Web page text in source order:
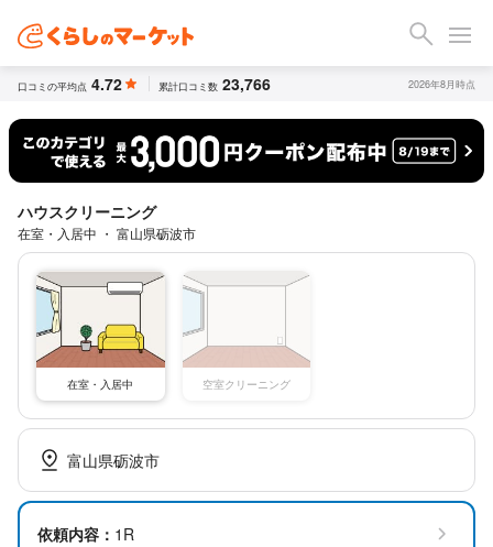
口コミの平均点 4.72 累計口コミ数 23,766 2026年8月時点
ハウスクリーニング
在室・入居中 ・ 富山県砺波市
在室・入居中 空室クリーニング
富山県砺波市
依頼内容： 1R